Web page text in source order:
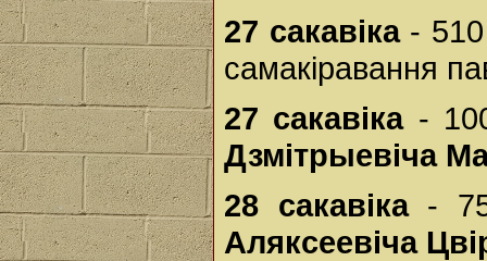
27 сакавіка- 510
самакіравання
27 сакавіка-
Дзмітрыевіча
28 сакавіка- 75
Аляксеевіча